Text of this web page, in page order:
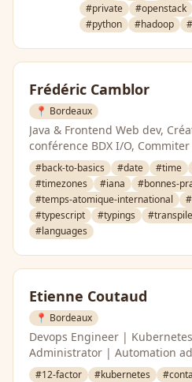
#private
#openstack
#python
#hadoop
Frédéric Camblor
📍 Bordeaux
Java & Frontend Web dev,
conférence BDX I/O, Commiter
travaille pour 4SH France
#back-to-basics #date #time
#timezones
#iana #bonnes-
#temps-atomique-international
#typescript
#typings
#languages
Etienne Coutaud
📍 Bordeaux
Devops Engineer |
Administrator | Automation
Technology
#12-factor #kubernetes